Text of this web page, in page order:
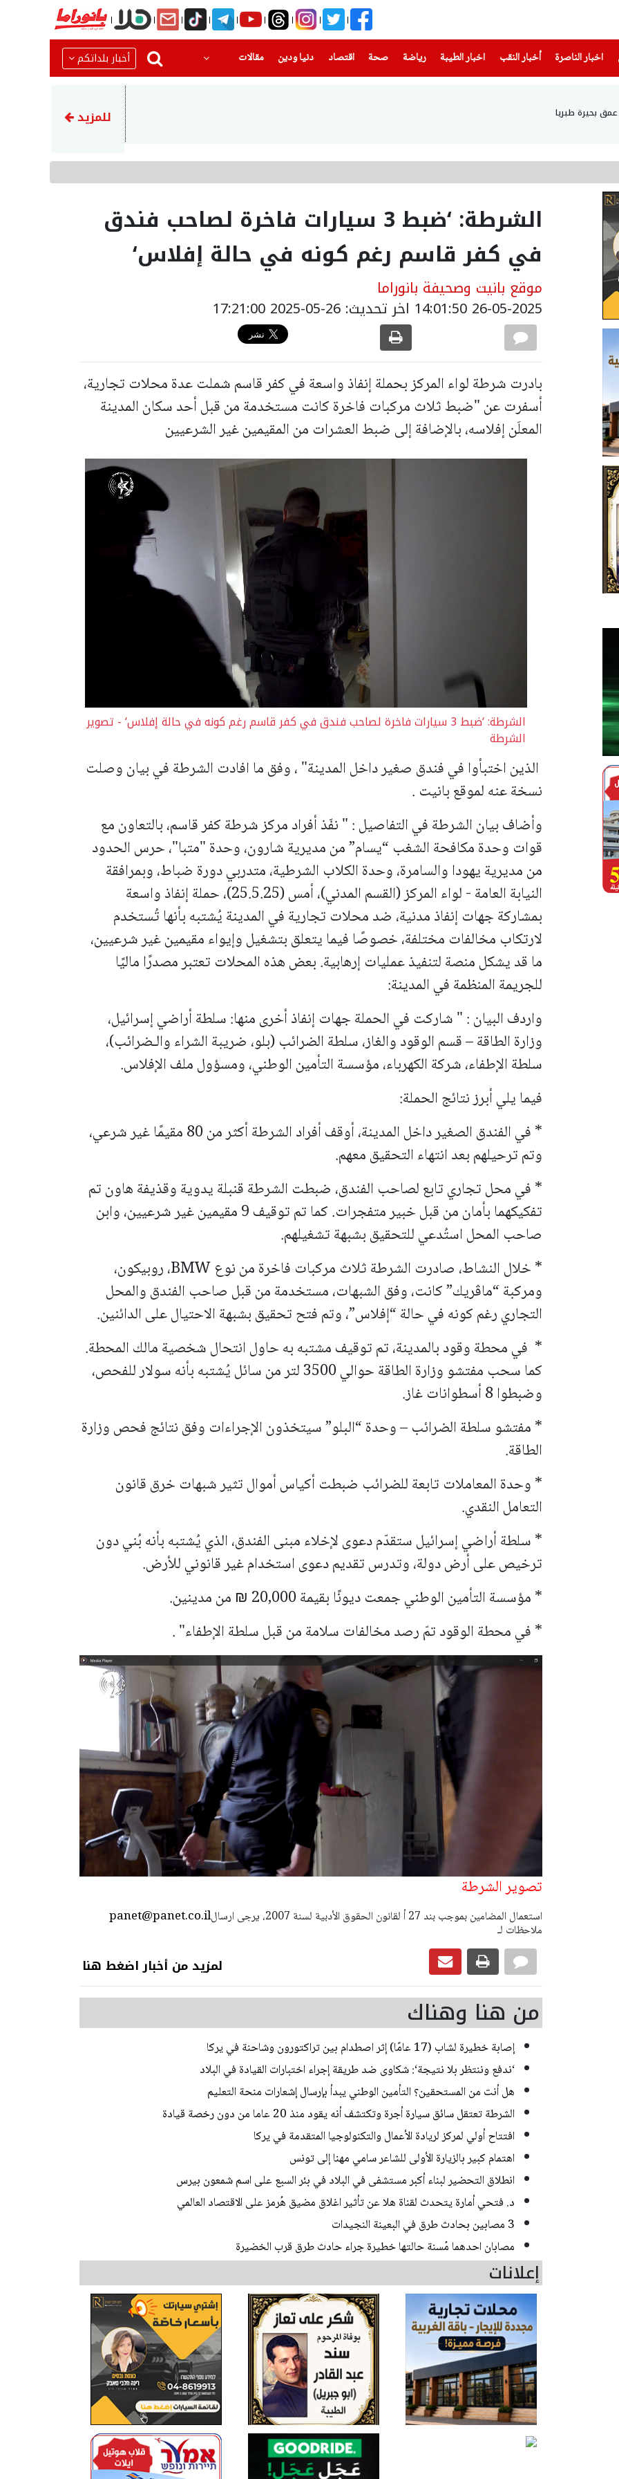
اخبار الناصرة
(current) أخبار النقب اخبار الطيبة(current) رياضة
(current) صحة(current) اقتصاد دنيا ودين
(current) مقالات أخبار بلداتكم
رضيع بحالة حرجةبعد تعرضه
للمزيد
الشرطة: ‘ضبط 3 سيارات فاخرة لصاحب فندق
في كفر قاسم رغم كونه في حالة إفلاس‘
موقع بانيت وصحيفة بانوراما
26-05-2025 14:01:50 اخر تحديث: 26-05-2025 17:21:00
بادرت شرطة لواء المركز بحملة إنفاذ واسعة في كفر قاسم شملت عدة محلات تجارية،
أسفرت عن "ضبط ثلاث مركبات فاخرة كانت مستخدمة من قبل أحد سكان المدينة
المعلَن إفلاسه، بالإضافة إلى ضبط العشرات من المقيمين غير الشرعيين
الشرطة: ‘ضبط 3 سيارات فاخرة لصاحب فندق في كفر قاسم رغم كونه في حالة إفلاس‘ - تصوير
الشرطة
الذين اختبأوا في فندق صغير داخل المدينة" ، وفق ما افادت الشرطة في بيان وصلت
نسخة عنه لموقع بانيت .
وأضاف بيان الشرطة في التفاصيل : " نفّذ أفراد مركز شرطة كفر قاسم، بالتعاون مع
قوات وحدة مكافحة الشغب “يسام” من مديرية شارون، وحدة "متبا"، حرس الحدود
من مديرية يهودا والسامرة، وحدة الكلاب الشرطية، متدربي دورة ضباط، وبمرافقة
النيابة العامة - لواء المركز (القسم المدني)، أمس (25.5.25)، حملة إنفاذ واسعة
بمشاركة جهات إنفاذ مدنية، ضد محلات تجارية في المدينة يُشتبه بأنها تُستخدم
لارتكاب مخالفات مختلفة، خصوصًا فيما يتعلق بتشغيل وإيواء مقيمين غير شرعيين،
ما قد يشكل منصة لتنفيذ عمليات إرهابية. بعض هذه المحلات تعتبر مصدرًا ماليًا
للجريمة المنظمة في المدينة:
واردف البيان : " شاركت في الحملة جهات إنفاذ أخرى منها: سلطة أراضي إسرائيل،
وزارة الطاقة – قسم الوقود والغاز، سلطة الضرائب (بلو، ضريبة الشراء والـضرائب)،
سلطة الإطفاء، شركة الكهرباء، مؤسسة التأمين الوطني، ومسؤول ملف الإفلاس.
فيما يلي أبرز نتائج الحملة:
* في الفندق الصغير داخل المدينة، أوقف أفراد الشرطة أكثر من 80 مقيمًا غير شرعي،
وتم ترحيلهم بعد انتهاء التحقيق معهم.
* في محل تجاري تابع لصاحب الفندق، ضبطت الشرطة قنبلة يدوية وقذيفة هاون تم
تفكيكهما بأمان من قبل خبير متفجرات. كما تم توقيف 9 مقيمين غير شرعيين، وابن
صاحب المحل استُدعي للتحقيق بشبهة تشغيلهم.
* خلال النشاط، صادرت الشرطة ثلاث مركبات فاخرة من نوع BMW، روبيكون،
ومركبة “ماڤريك” كانت، وفق الشبهات، مستخدمة من قبل صاحب الفندق والمحل
التجاري رغم كونه في حالة “إفلاس”، وتم فتح تحقيق بشبهة الاحتيال على الدائنين.
* في محطة وقود بالمدينة، تم توقيف مشتبه به حاول انتحال شخصية مالك المحطة.
كما سحب مفتشو وزارة الطاقة حوالي 3500 لتر من سائل يُشتبه بأنه سولار للفحص،
وضبطوا 8 أسطوانات غاز.
* مفتشو سلطة الضرائب – وحدة “البلو” سيتخذون الإجراءات وفق نتائج فحص وزارة
الطاقة.
* وحدة المعاملات تابعة للضرائب ضبطت أكياس أموال تثير شبهات خرق قانون
التعامل النقدي.
* سلطة أراضي إسرائيل ستقدّم دعوى لإخلاء مبنى الفندق، الذي يُشتبه بأنه بُني دون
ترخيص على أرض دولة، وتدرس تقديم دعوى استخدام غير قانوني للأرض.
* مؤسسة التأمين الوطني جمعت ديونًا بقيمة 20,000 ₪ من مدينين.
* في محطة الوقود تمّ رصد مخالفات سلامة من قبل سلطة الإطفاء" .
تصوير الشرطة
panet@panet.co.ilاستعمال المضامين بموجب بند 27 أ لقانون الحقوق الأدبية لسنة 2007، يرجى ارسال
ملاحظات لـ
لمزيد من أخبار اضغط هنا
من هنا وهناك
إصابة خطيرة لشاب (17 عامًا) إثر اصطدام بين تراكتورون وشاحنة في يركا
‘ندفع وننتظر بلا نتيجة‘: شكاوى ضد طريقة إجراء اختبارات القيادة في البلاد
هل أنت من المستحقين؟ التأمين الوطني يبدأ بإرسال إشعارات منحة التعليم
الشرطة تعتقل سائق سيارة أجرة وتكتشف أنه يقود منذ 20 عاما من دون رخصة قيادة
افتتاح أولي لمركز لريادة الأعمال والتكنولوجيا المتقدمة في يركا
اهتمام كبير بالزيارة الأولى للشاعر سامي مهنا إلى تونس
انطلاق التحضير لبناء أكبر مستشفى في البلاد في بئر السبع على اسم شمعون بيرس
د. فتحي أمارة يتحدث لقناة هلا عن تأثير اغلاق مضيق هُرمز على الاقتصاد العالمي
3 مصابين بحادث طرق في البعينة النجيدات
مصابان احدهما مُسنة حالتها خطيرة جراء حادث طرق قرب الخضيرة
إعلانات